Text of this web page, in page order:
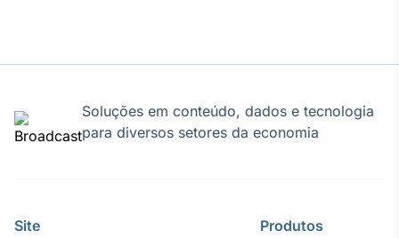
Soluções em conteúdo, dados e tecnologia
para diversos setores da economia
Site Produtos